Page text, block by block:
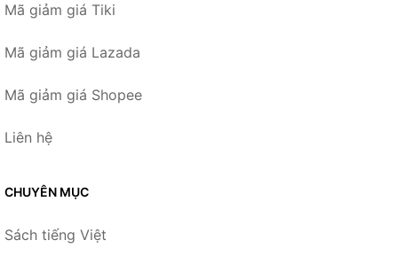
Mã giảm giá Tiki
Mã giảm giá Lazada
Mã giảm giá Shopee
Liên hệ
CHUYÊN MỤC
Sách tiếng Việt